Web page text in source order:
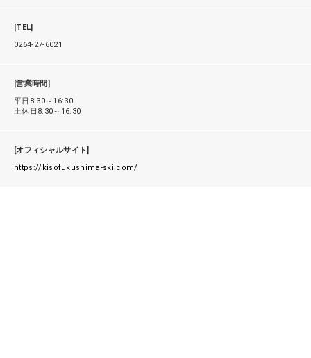
[TEL]
0264-27-6021
[営業時間]
平日8:30～16:30
土休日8:30～16:30
[オフィシャルサイト]
https://kisofukushima-ski.com/